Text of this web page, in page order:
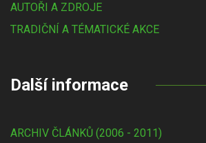
AUTOŘI A ZDROJE
TRADIČNÍ A TÉMATICKÉ AKCE
Další informace
ARCHIV ČLÁNKŮ (2006 - 2011)